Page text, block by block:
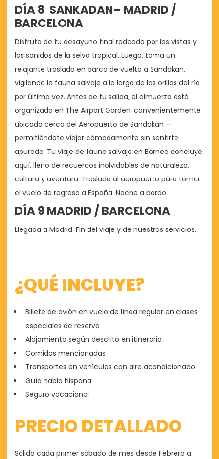
DÍA 8 SANKADAN– MADRID /
BARCELONA
Disfruta de tu desayuno final rodeado por las vistas y
los sonidos de la selva tropical. Luego, toma un
relajante traslado en barco de vuelta a Sandakan,
vigilando la fauna salvaje a lo largo de las orillas del río
por última vez. Antes de tu salida, el almuerzo está
organizado en The Airport Garden, convenientemente
ubicado cerca del Aeropuerto de Sandakan —
permitiéndote viajar cómodamente sin sentirte
apurado. Tu viaje de fauna salvaje en Borneo concluye
aquí, lleno de recuerdos inolvidables de naturaleza,
cultura y aventura. Traslado al aeropuerto para tomar
el vuelo de regreso a España. Noche a bordo.
DÍA 9 MADRID / BARCELONA
Llegada a Madrid. Fin del viaje y de nuestros servicios.
¿QUÉ INCLUYE?
Billete de avión en vuelo de línea regular en clases
especiales de reserva
Alojamiento según descrito en itinerario
Comidas mencionadas
Transportes en vehículos con aire acondicionado
Guía habla hispana
Seguro vacacional
PRECIO DETALLADO
Salida cada primer sábado de mes desde Febrero a